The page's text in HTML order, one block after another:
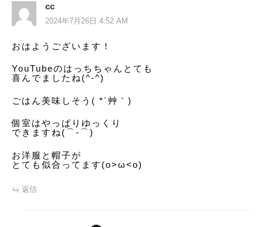
cc
2024年7月26日 4:52 AM
おはようございます！
YouTubeのはっちちゃんとても
喜んでましたね(^-^)
ごはん美味しそう( *´艸｀)
個室はやっぱりゆっくり
できますね(⌒‐⌒)
お洋服と帽子が
とても似合ってます(o>ω<o)
返信